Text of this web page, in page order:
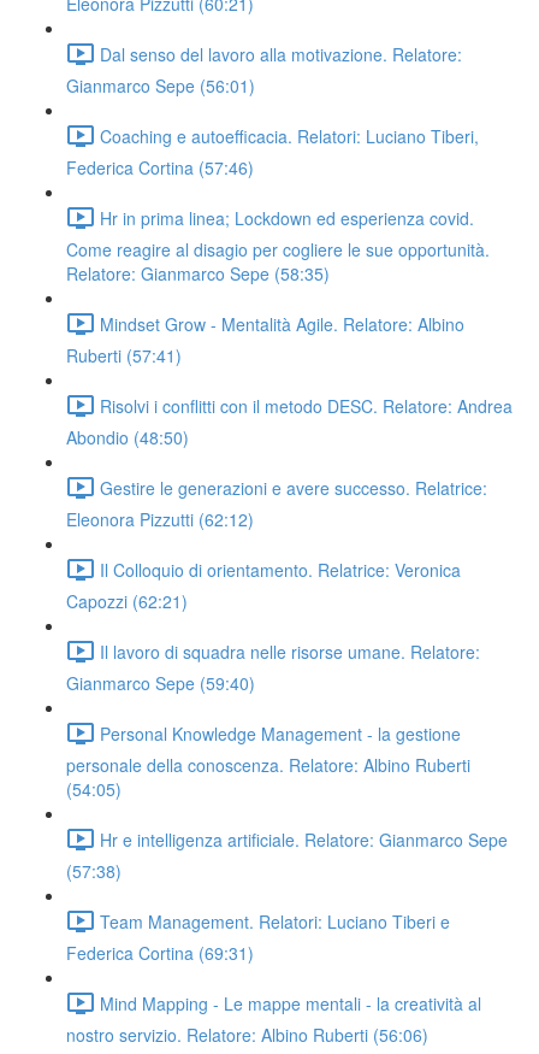
Dal senso del lavoro alla motivazione. Relatore:
Gianmarco Sepe (56:01)
Coaching e autoefficacia. Relatori: Luciano Tiberi,
Federica Cortina (57:46)
Hr in prima linea; Lockdown ed esperienza covid.
Come reagire al disagio per cogliere le sue opportunità.
Relatore: Gianmarco Sepe (58:35)
Mindset Grow - Mentalità Agile. Relatore: Albino
Ruberti (57:41)
Risolvi i conflitti con il metodo DESC. Relatore: Andrea
Abondio (48:50)
Gestire le generazioni e avere successo. Relatrice:
Eleonora Pizzutti (62:12)
Il Colloquio di orientamento. Relatrice: Veronica
Capozzi (62:21)
Il lavoro di squadra nelle risorse umane. Relatore:
Gianmarco Sepe (59:40)
Personal Knowledge Management - la gestione
personale della conoscenza. Relatore: Albino Ruberti
(54:05)
Hr e intelligenza artificiale. Relatore: Gianmarco Sepe
(57:38)
Team Management. Relatori: Luciano Tiberi e
Federica Cortina (69:31)
Mind Mapping - Le mappe mentali - la creatività al
nostro servizio. Relatore: Albino Ruberti (56:06)